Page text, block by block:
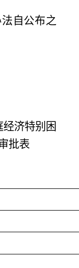
自公布之
经济特别困
批表